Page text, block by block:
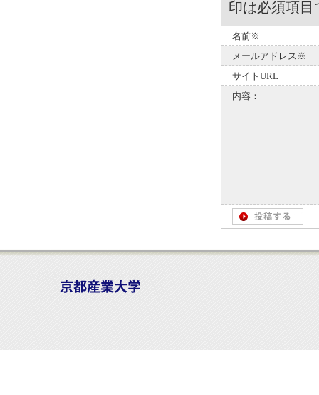
印は必須項目
名前※
メールアドレス※
サイトURL
内容：